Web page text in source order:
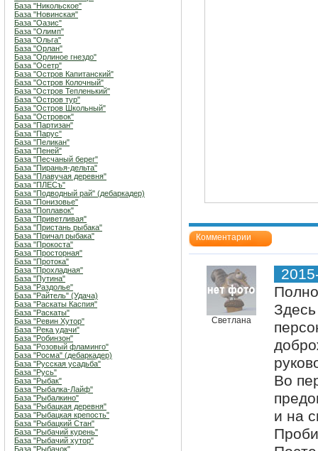
База "Никольское"
База "Новинская"
База "Оазис"
База "Олимп"
База "Ольга"
База "Орлан"
База "Орлиное гнездо"
База "Осетр"
База "Остров Капитанский"
База "Остров Колочный"
База "Остров Тепленький"
База "Остров тур"
База "Остров Школьный"
База "Островок"
База "Партизан"
База "Парус"
База "Пеликан"
База "Пеней"
База "Песчаный берег"
База "Пиранья-дельта"
База "Плавучая деревня"
База "ПЛЕСъ"
База "Подводный рай" (дебаркадер)
База "Понизовье"
База "Поплавок"
База "Приветливая"
База "Пристань рыбака"
База "Причал рыбака"
База "Прокоста"
База "Просторная"
База "Протока"
База "Прохладная"
База "Путина"
База "Раздолье"
База "Райтель" (Удача)
База "Раскаты Каспия"
База "Раскаты"
База "Ревин Хутор"
База "Река удачи"
База "Робинзон"
База "Розовый фламинго"
База "Росма" (дебаркадер)
База "Русская усадьба"
База "Русь"
База "Рыбак"
База "Рыбалка-Лайф"
База "Рыбалкино"
База "Рыбацкая деревня"
База "Рыбацкая крепость"
База "Рыбацкий Стан"
База "Рыбачий курень"
База "Рыбачий хутор"
База "Рыбачок"
Комментарии
Светлана
Во
и на